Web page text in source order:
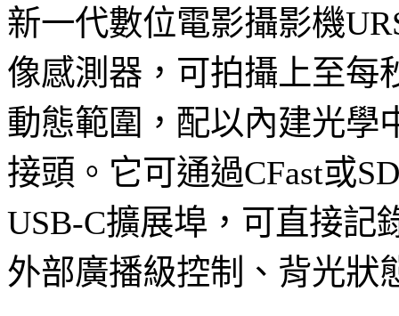
新一代數位電影攝影機
像感測器，可拍攝上至每
動態範圍，配以內建光學
接頭。它可通過CFast或
USB-C擴展埠，可直接記
外部廣播級控制、背光狀